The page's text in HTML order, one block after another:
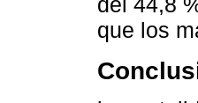
que los